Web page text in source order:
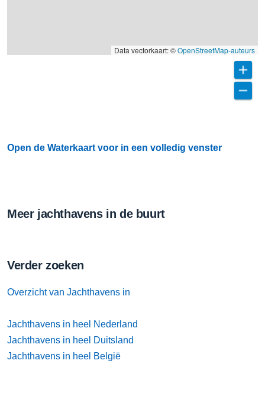
Data vectorkaart: ©OpenStreetMap-auteurs
Open de Waterkaart voor in een volledig venster
Meer jachthavens in de buurt
Verder zoeken
Overzicht van Jachthavens in
Jachthavens in heel Nederland
Jachthavens in heel Duitsland
Jachthavens in heel België